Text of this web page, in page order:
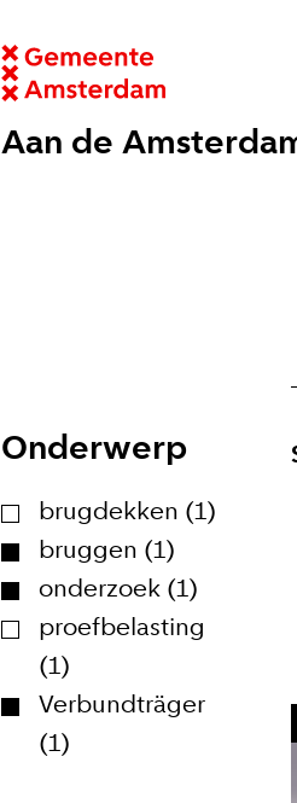
Aan de
Meld
Onderwerp
brugdekken (1)
bruggen (1)
onderzoek (1)
proefbelasting
(1)
Verbundträger
(1)